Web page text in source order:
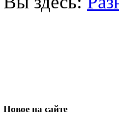
Новое на сайте